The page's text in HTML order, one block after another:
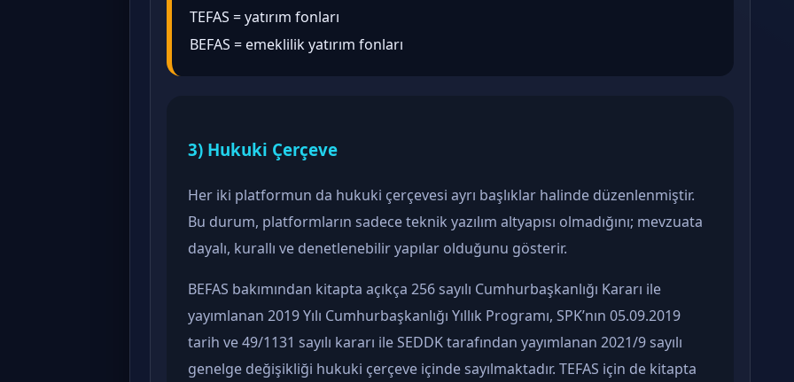
TEFAS = yatırım fonları
BEFAS = emeklilik yatırım fonları
3) Hukuki Çerçeve
Her iki platformun da hukuki çerçevesi ayrı başlıklar halinde düzenlenmiştir.
Bu durum, platformların sadece teknik yazılım altyapısı olmadığını; mevzuata
dayalı, kurallı ve denetlenebilir yapılar olduğunu gösterir.
BEFAS bakımından kitapta açıkça 256 sayılı Cumhurbaşkanlığı Kararı ile
yayımlanan 2019 Yılı Cumhurbaşkanlığı Yıllık Programı, SPK’nın 05.09.2019
tarih ve 49/1131 sayılı kararı ile SEDDK tarafından yayımlanan 2021/9 sayılı
genelge değişikliği hukuki çerçeve içinde sayılmaktadır. TEFAS için de kitapta